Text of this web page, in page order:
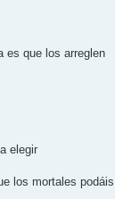
es que los arreglen
elegir
los mortales